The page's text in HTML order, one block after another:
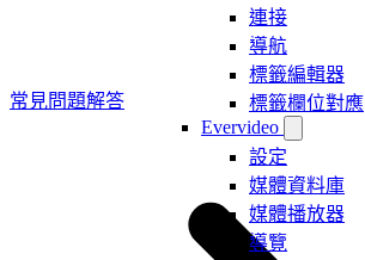
連接
導航
標籤編輯器
標籤欄位對應
Evervideo
設定
媒體資料庫
媒體播放器
導覽
常見問題解答